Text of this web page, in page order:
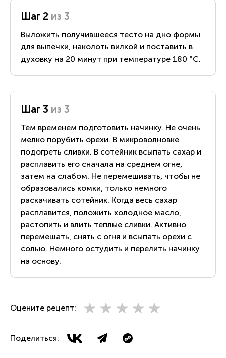
Шаг 2 из 3
Выложить получившееся тесто на дно формы
для выпечки, наколоть вилкой и поставить в
духовку на 20 минут при температуре 180 °С.
Шаг 3 из 3
Тем временем подготовить начинку. Не очень
мелко порубить орехи. В микроволновке
подогреть сливки. В сотейник всыпать сахар и
расплавить его сначала на среднем огне,
затем на слабом. Не перемешивать, чтобы не
образовались комки, только немного
раскачивать сотейник. Когда весь сахар
расплавится, положить холодное масло,
растопить и влить теплые сливки. Активно
перемешать, снять с огня и всыпать орехи с
солью. Немного остудить и перелить начинку
на основу.
Оцените рецепт:
Поделиться: